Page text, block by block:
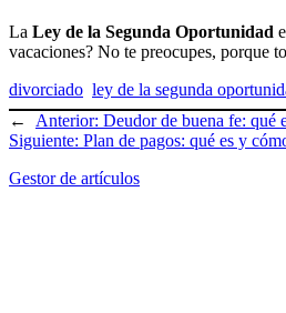
La Ley de la Segunda Oportunidad
vacaciones? No te preocupes, porque
divorciado ley de la segunda
←
Anterior: Deudor de buena fe: qué
Siguiente: Plan de pagos: qué es y
Gestor de artículos